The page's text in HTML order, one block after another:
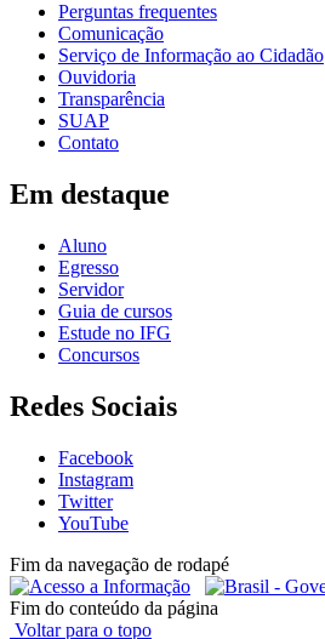
Perguntas frequentes
Comunicação
Serviço de Informação ao Cidadão
Ouvidoria
Transparência
SUAP
Contato
Em destaque
Aluno
Egresso
Servidor
Guia de cursos
Estude no IFG
Concursos
Redes Sociais
Facebook
Instagram
Twitter
YouTube
Fim da navegação de rodapé
Fim do conteúdo da página
Voltar para o topo